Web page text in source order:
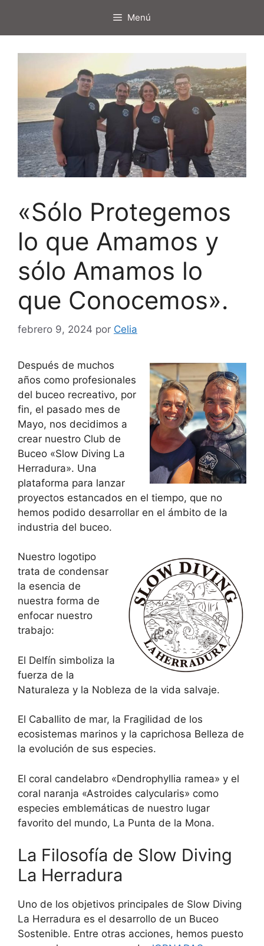
contenido
Menú
«Sólo Protegemos
lo que Amamos y
sólo Amamos lo
que Conocemos».
febrero 9, 2024 por Celia
Después de muchos
años como profesionales
del buceo recreativo, por
fin, el pasado mes de
Mayo, nos decidimos a
crear nuestro Club de
Buceo «Slow Diving La
Herradura». Una
plataforma para lanzar
proyectos estancados en el tiempo, que no
hemos podido desarrollar en el ámbito de la
industria del buceo.
Nuestro logotipo
trata de condensar
la esencia de
nuestra forma de
enfocar nuestro
trabajo:
El Delfín simboliza la
fuerza de la
Naturaleza y la Nobleza de la vida salvaje.
El Caballito de mar, la Fragilidad de los
ecosistemas marinos y la caprichosa Belleza de
la evolución de sus especies.
El coral candelabro «Dendrophyllia ramea» y el
coral naranja «Astroides calycularis» como
especies emblemáticas de nuestro lugar
favorito del mundo, La Punta de la Mona.
La Filosofía de Slow Diving
La Herradura
Uno de los objetivos principales de Slow Diving
La Herradura es el desarrollo de un Buceo
Sostenible. Entre otras acciones, hemos puesto